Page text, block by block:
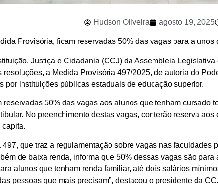
Hudson Oliveira agosto 19, 2025
Provisória, ficam reservadas 50% das vagas para
Justiça e Cidadania (CCJ) da Assembleia
resoluções, a Medida Provisória 497/2025, de autoria do
por instituições públicas estaduais de educação superior.
reservadas 50% das vagas aos alunos que tenham
No preenchimento destas vagas, conterão reserva
capita.
497, que traz a regulamentação sobre vagas nas
de baixa renda, informa que 50% dessas vagas são
alunos que tenham renda familiar, até dois salários
pessoas que mais precisam”, destacou o presidente da